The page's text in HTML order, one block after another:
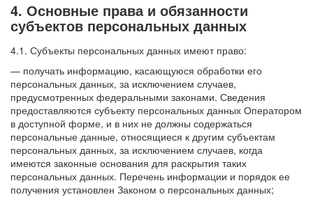
4. Основные права и обязанности
субъектов персональных данных
4.1. Субъекты персональных данных имеют право:
— получать информацию, касающуюся обработки его
персональных данных, за исключением случаев,
предусмотренных федеральными законами. Сведения
предоставляются субъекту персональных данных Оператором
в доступной форме, и в них не должны содержаться
персональные данные, относящиеся к другим субъектам
персональных данных, за исключением случаев, когда
имеются законные основания для раскрытия таких
персональных данных. Перечень информации и порядок ее
получения установлен Законом о персональных данных;